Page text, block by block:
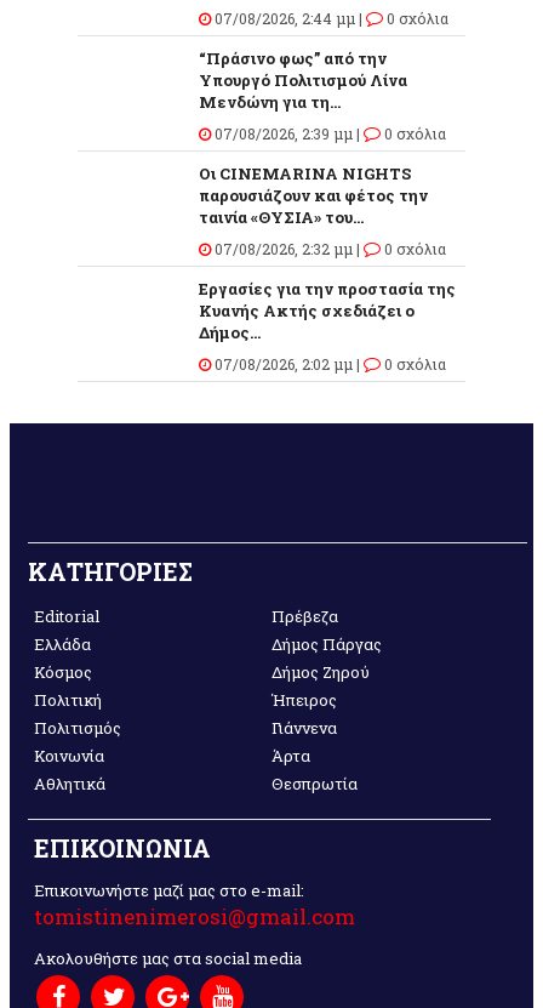
07/08/2026, 2:44 μμ | 0 σχόλια
“Πράσινο φως” από την
Υπουργό Πολιτισμού Λίνα
Μενδώνη για τη...
07/08/2026, 2:39 μμ | 0 σχόλια
Οι CINEMARINA NIGHTS
παρουσιάζουν και φέτος την
ταινία «ΘΥΣΙΑ» του...
07/08/2026, 2:32 μμ | 0 σχόλια
Εργασίες για την προστασία της
Κυανής Ακτής σχεδιάζει ο
Δήμος...
07/08/2026, 2:02 μμ | 0 σχόλια
ΚΑΤΗΓΟΡΙΕΣ
Editorial
Ελλάδα
Κόσμος
Πολιτική
Πολιτισμός
Κοινωνία
Αθλητικά
Πρέβεζα
Δήμος Πάργας
Δήμος Ζηρού
Ήπειρος
Γιάννενα
Άρτα
Θεσπρωτία
ΕΠΙΚΟΙΝΩΝΙΑ
Επικοινωνήστε μαζί μας στο e-mail:
tomistinenimerosi@gmail.com
Ακολουθήστε μας στα social media